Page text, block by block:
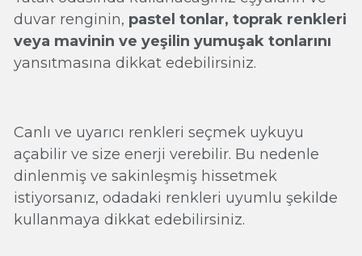
duvar renginin, pastel tonlar, toprak renkleri
veya mavinin ve yeşilin yumuşak tonlarını
yansıtmasına dikkat edebilirsiniz.
Canlı ve uyarıcı renkleri seçmek uykuyu
açabilir ve size enerji verebilir. Bu nedenle
dinlenmiş ve sakinleşmiş hissetmek
istiyorsanız, odadaki renkleri uyumlu şekilde
kullanmaya dikkat edebilirsiniz.